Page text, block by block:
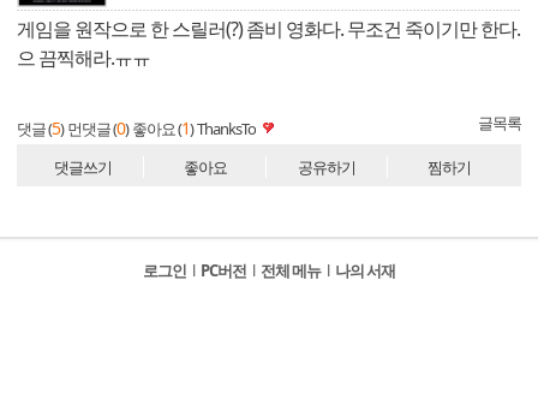
게임을 원작으로 한 스릴러(?) 좀비 영화다. 무조건 죽이기만 한다.
으 끔찍해라.ㅠㅠ
댓글 (5) 먼댓글 (0) 좋아요 (1)ThanksTo 글목록
댓글쓰기 좋아요 공유하기 찜하기
로그인 l PC버전 l 전체 메뉴 l 나의 서재